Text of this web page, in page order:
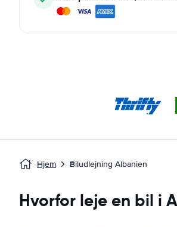
Hjem Biludlejning Albanien
Hvorfor leje en bil i